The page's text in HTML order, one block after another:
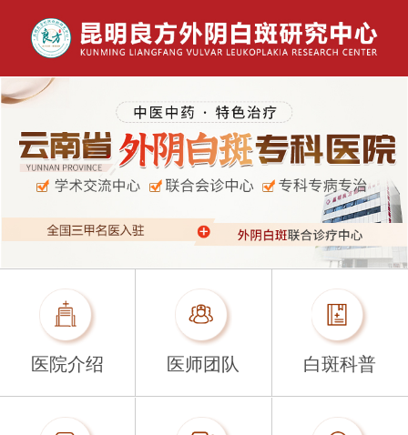
医院介绍 医师团队 白斑科普